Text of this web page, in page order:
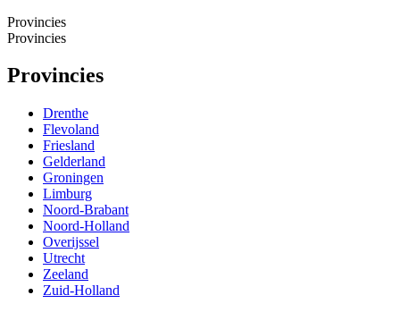
Provincies
Provincies
Provincies
Drenthe
Flevoland
Friesland
Gelderland
Groningen
Limburg
Noord-Brabant
Noord-Holland
Overijssel
Utrecht
Zeeland
Zuid-Holland